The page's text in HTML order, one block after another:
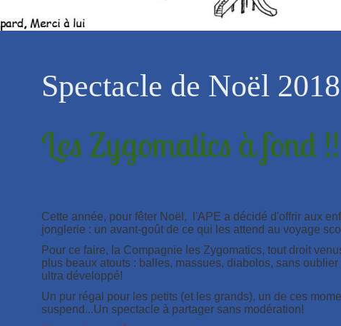
Spectacle de Noël 2018
Les Zygomatics à fond !!
Cette année, pour fêter Noël, l'APE a décidé d'offrir aux
jonglerie : un avant-goût de ce qui les attend au voyage
Pour ce faire, la Compagnie les Zygomatics, tout droit
plus beaux atouts : balles, massues, diabolos, sans
ultra développé!
Un pur régal pour les petits (et les grands), un de ces
suspend...Un spectacle à partager sans modération!